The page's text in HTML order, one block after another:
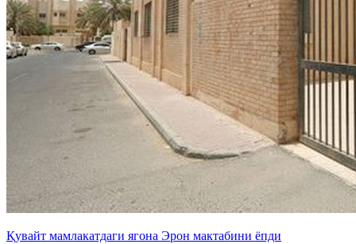
Қувайт мамлакатдаги ягона Эрон мактабини ёпди